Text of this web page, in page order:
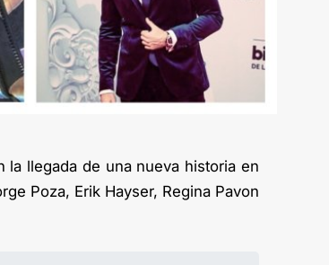
la llegada de una nueva historia en
Poza, Erik Hayser, Regina Pavon